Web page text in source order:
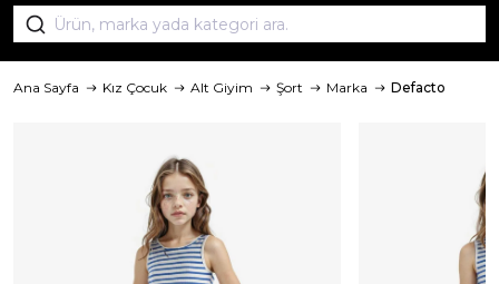
Ana Sayfa Kız Çocuk Alt Giyim Şort Marka Defacto